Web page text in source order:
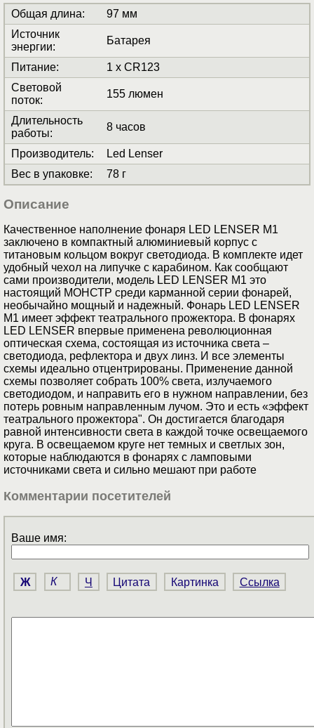
Общая длина:
97 мм
Источник
энергии:
Батарея
Питание:
1 x CR123
Световой
поток:
155 люмен
Длительность
работы:
8 часов
Производитель:
Led Lenser
Вес в упаковке: 78 г
Описание
Качественное наполнение фонаря LED LENSER M1
заключено в компактный алюминиевый корпус с
титановым кольцом вокруг светодиода. В комплекте идет
удобный чехол на липучке с карабином. Как сообщают
сами производители, модель LED LENSER M1 это
настоящий МОНСТР среди карманной серии фонарей,
необычайно мощный и надежный. Фонарь LED LENSER
M1 имеет эффект театрального прожектора. В фонарях
LED LENSER впервые применена революционная
оптическая схема, состоящая из источника света –
светодиода, рефлектора и двух линз. И все элементы
схемы идеально отцентрированы. Применение данной
схемы позволяет собрать 100% света, излучаемого
светодиодом, и направить его в нужном направлении, без
потерь ровным направленным лучом. Это и есть «эффект
театрального прожектора". Он достигается благодаря
равной интенсивности света в каждой точке освещаемого
круга. В освещаемом круге нет темных и светлых зон,
которые наблюдаются в фонарях с ламповыми
источниками света и сильно мешают при работе
Комментарии посетителей
Ваше имя:
Ж К Ч Цитата Картинка Ссылка